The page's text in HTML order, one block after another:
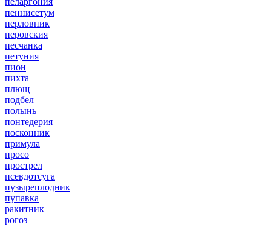
пеннисетум
перловник
перовския
песчанка
петуния
пион
пихта
плющ
подбел
полынь
понтедерия
посконник
примула
просо
прострел
псевдотсуга
пузыреплодник
пупавка
ракитник
рогоз